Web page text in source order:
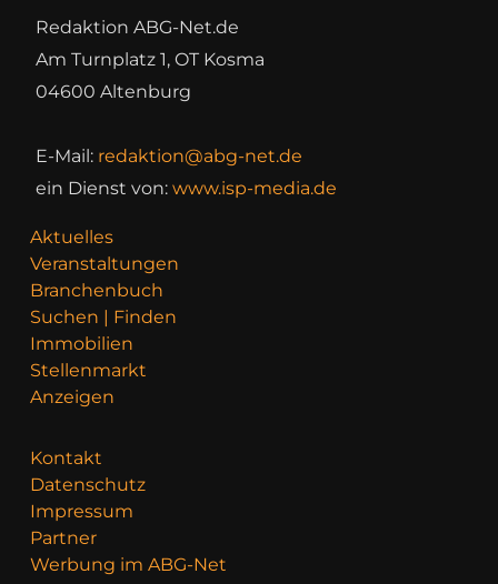
Redaktion ABG-Net.de
Am Turnplatz 1, OT Kosma
04600 Altenburg
E-Mail: redaktion@abg-net.de
ein Dienst von: www.isp-media.de
Aktuelles
Veranstaltungen
Branchenbuch
Suchen | Finden
Immobilien
Stellenmarkt
Anzeigen
Kontakt
Datenschutz
Impressum
Partner
Werbung im ABG-Net